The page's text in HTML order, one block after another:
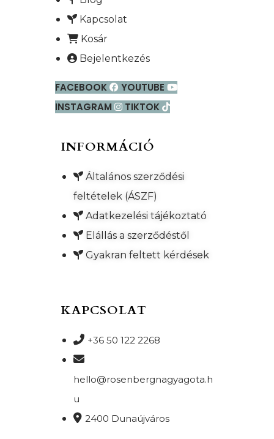
Kapcsolat
Kosár
Bejelentkezés
FACEBOOK
YOUTUBE
INSTAGRAM
TIKTOK
INFORMÁCIÓ
Általános szerződési
feltételek (ÁSZF)
Adatkezelési tájékoztató
Elállás a szerződéstől
Gyakran feltett kérdések
KAPCSOLAT
+36 50 122 2268
hello@rosenbergnagyagota.h
u
2400 Dunaújváros